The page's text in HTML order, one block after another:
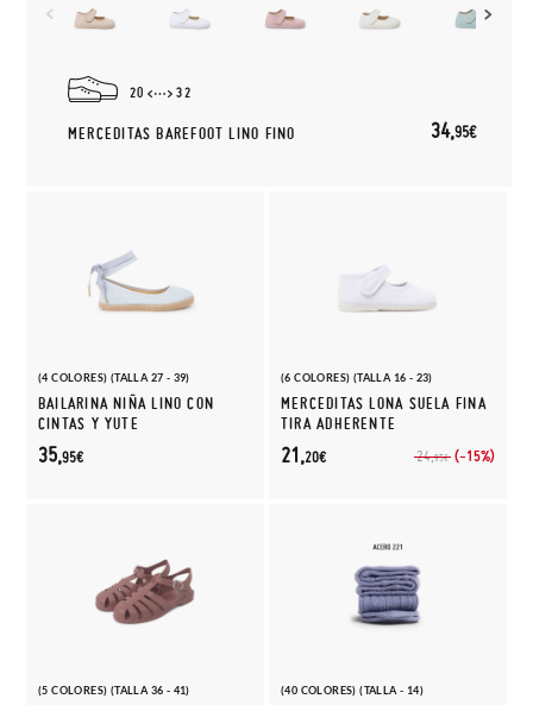
20 32
MERCEDITAS BAREFOOT LINO FINO 34,95€
(4 COLORES) (TALLA 27 - 39)
BAILARINA NIÑA LINO CON
CINTAS Y YUTE
35,95€
(6 COLORES) (TALLA 16 - 23)
MERCEDITAS LONA SUELA FINA
TIRA ADHERENTE
24,95€ (-15%)
21,20€
(5 COLORES) (TALLA 36 - 41) (40 COLORES) (TALLA - 14)